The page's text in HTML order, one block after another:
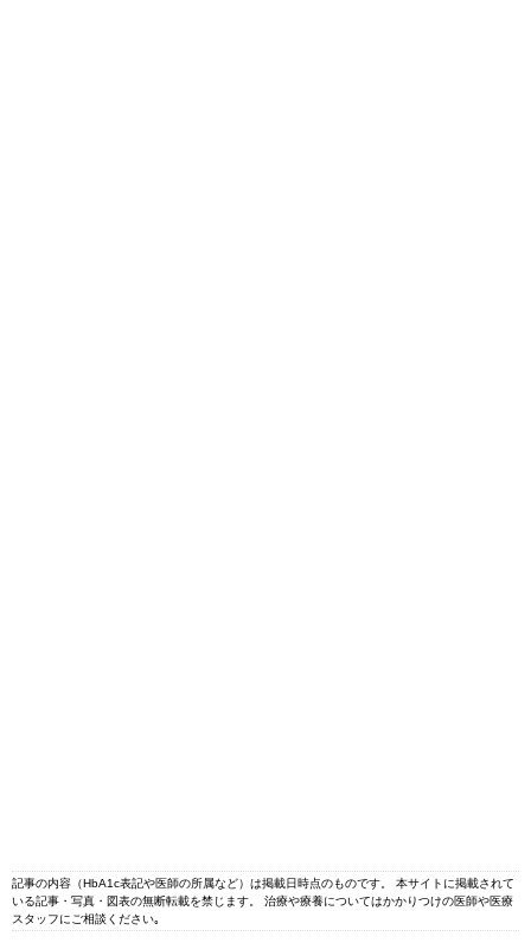
記事の内容（HbA1c表記や医師の所属など）は掲載日時点のものです。 本サイトに掲載されて
いる記事・写真・図表の無断転載を禁じます。 治療や療養についてはかかりつけの医師や医療
スタッフにご相談ください｡